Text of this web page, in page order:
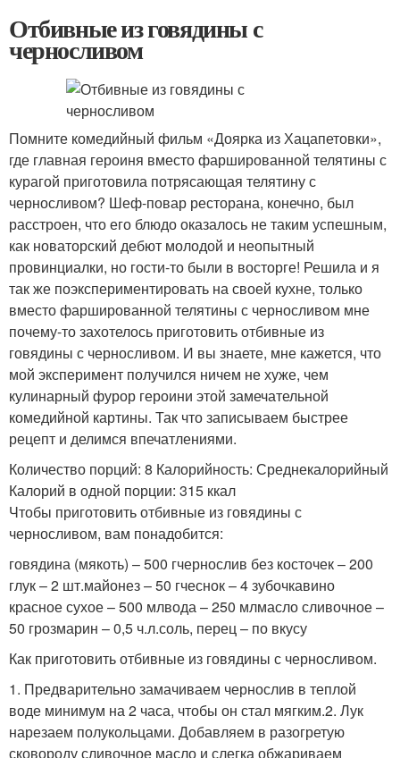
Отбивные из говядины с
черносливом
Помните комедийный фильм «Доярка из Хацапетовки»,
где главная героиня вместо фаршированной телятины с
курагой приготовила потрясающая телятину с
черносливом? Шеф-повар ресторана, конечно, был
расстроен, что его блюдо оказалось не таким успешным,
как новаторский дебют молодой и неопытный
провинциалки, но гости-то были в восторге! Решила и я
так же поэкспериментировать на своей кухне, только
вместо фаршированной телятины с черносливом мне
почему-то захотелось приготовить отбивные из
говядины с черносливом. И вы знаете, мне кажется, что
мой эксперимент получился ничем не хуже, чем
кулинарный фурор героини этой замечательной
комедийной картины. Так что записываем быстрее
рецепт и делимся впечатлениями.
Количество порций: 8 Калорийность: Среднекалорийный
Калорий в одной порции: 315 ккал
Чтобы приготовить отбивные из говядины с
черносливом, вам понадобится:
говядина (мякоть) – 500 гчернослив без косточек – 200
глук – 2 шт.майонез – 50 гчеснок – 4 зубочкавино
красное сухое – 500 млвода – 250 млмасло сливочное –
50 грозмарин – 0,5 ч.л.соль, перец – по вкусу
Как приготовить отбивные из говядины с черносливом.
1. Предварительно замачиваем чернослив в теплой
воде минимум на 2 часа, чтобы он стал мягким.2. Лук
нарезаем полукольцами. Добавляем в разогретую
сковороду сливочное масло и слегка обжариваем